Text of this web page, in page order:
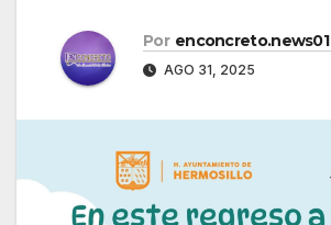
Por enconcreto.news01
AGO 31, 2025